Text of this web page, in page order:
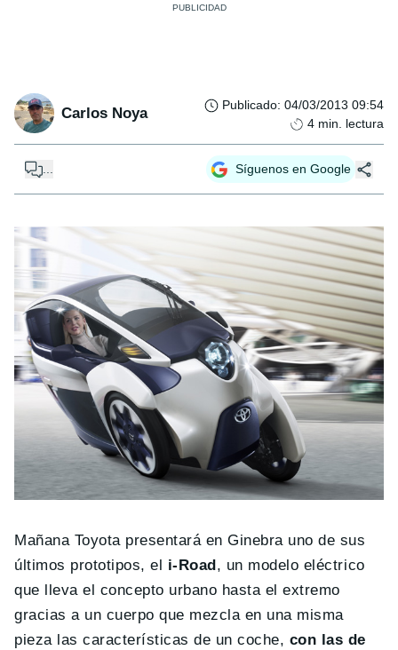
Carlos Noya Publicado: 04/03/2013 09:54
4 min. lectura
Síguenos en Google
Mañana Toyota presentará en Ginebra uno de sus
últimos prototipos, el
i-Road , un modelo eléctrico
que lleva el concepto urbano hasta el extremo
gracias a un cuerpo que mezcla en una misma
pieza las características de un coche, con las de